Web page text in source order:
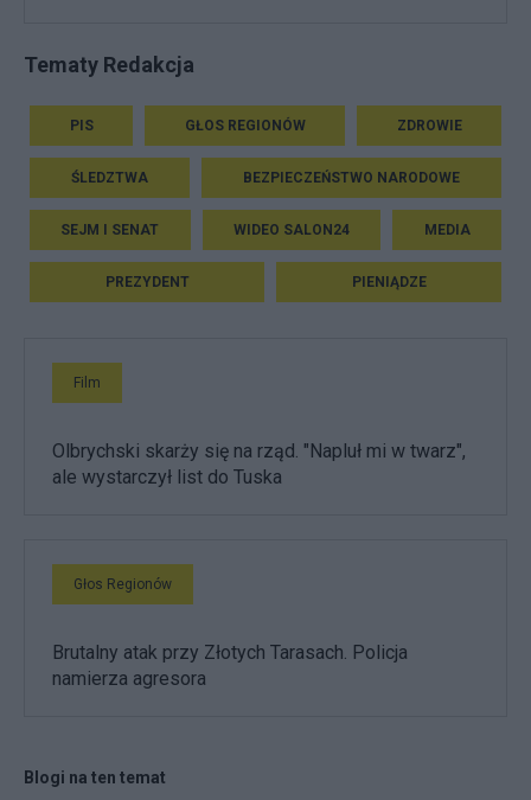
Tematy Redakcja
PIS GŁOS REGIONÓW ZDROWIE
ŚLEDZTWA BEZPIECZEŃSTWO NARODOWE
SEJM I SENAT WIDEO SALON24 MEDIA
PREZYDENT PIENIĄDZE
Film
Olbrychski skarży się na rząd. "Napluł mi w twarz",
ale wystarczył list do Tuska
Głos Regionów
Brutalny atak przy Złotych Tarasach. Policja
namierza agresora
Blogi na ten temat